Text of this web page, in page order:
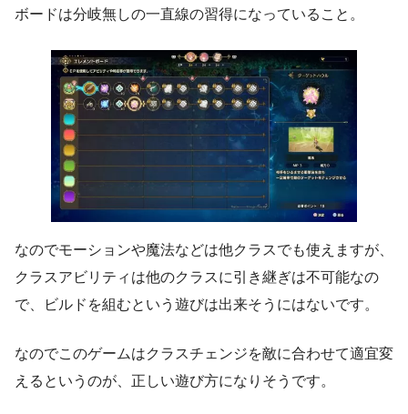
ボードは分岐無しの一直線の習得になっていること。
なのでモーションや魔法などは他クラスでも使えますが、
クラスアビリティは他のクラスに引き継ぎは不可能なの
で、ビルドを組むという遊びは出来そうにはないです。
なのでこのゲームはクラスチェンジを敵に合わせて適宜変
えるというのが、正しい遊び方になりそうです。